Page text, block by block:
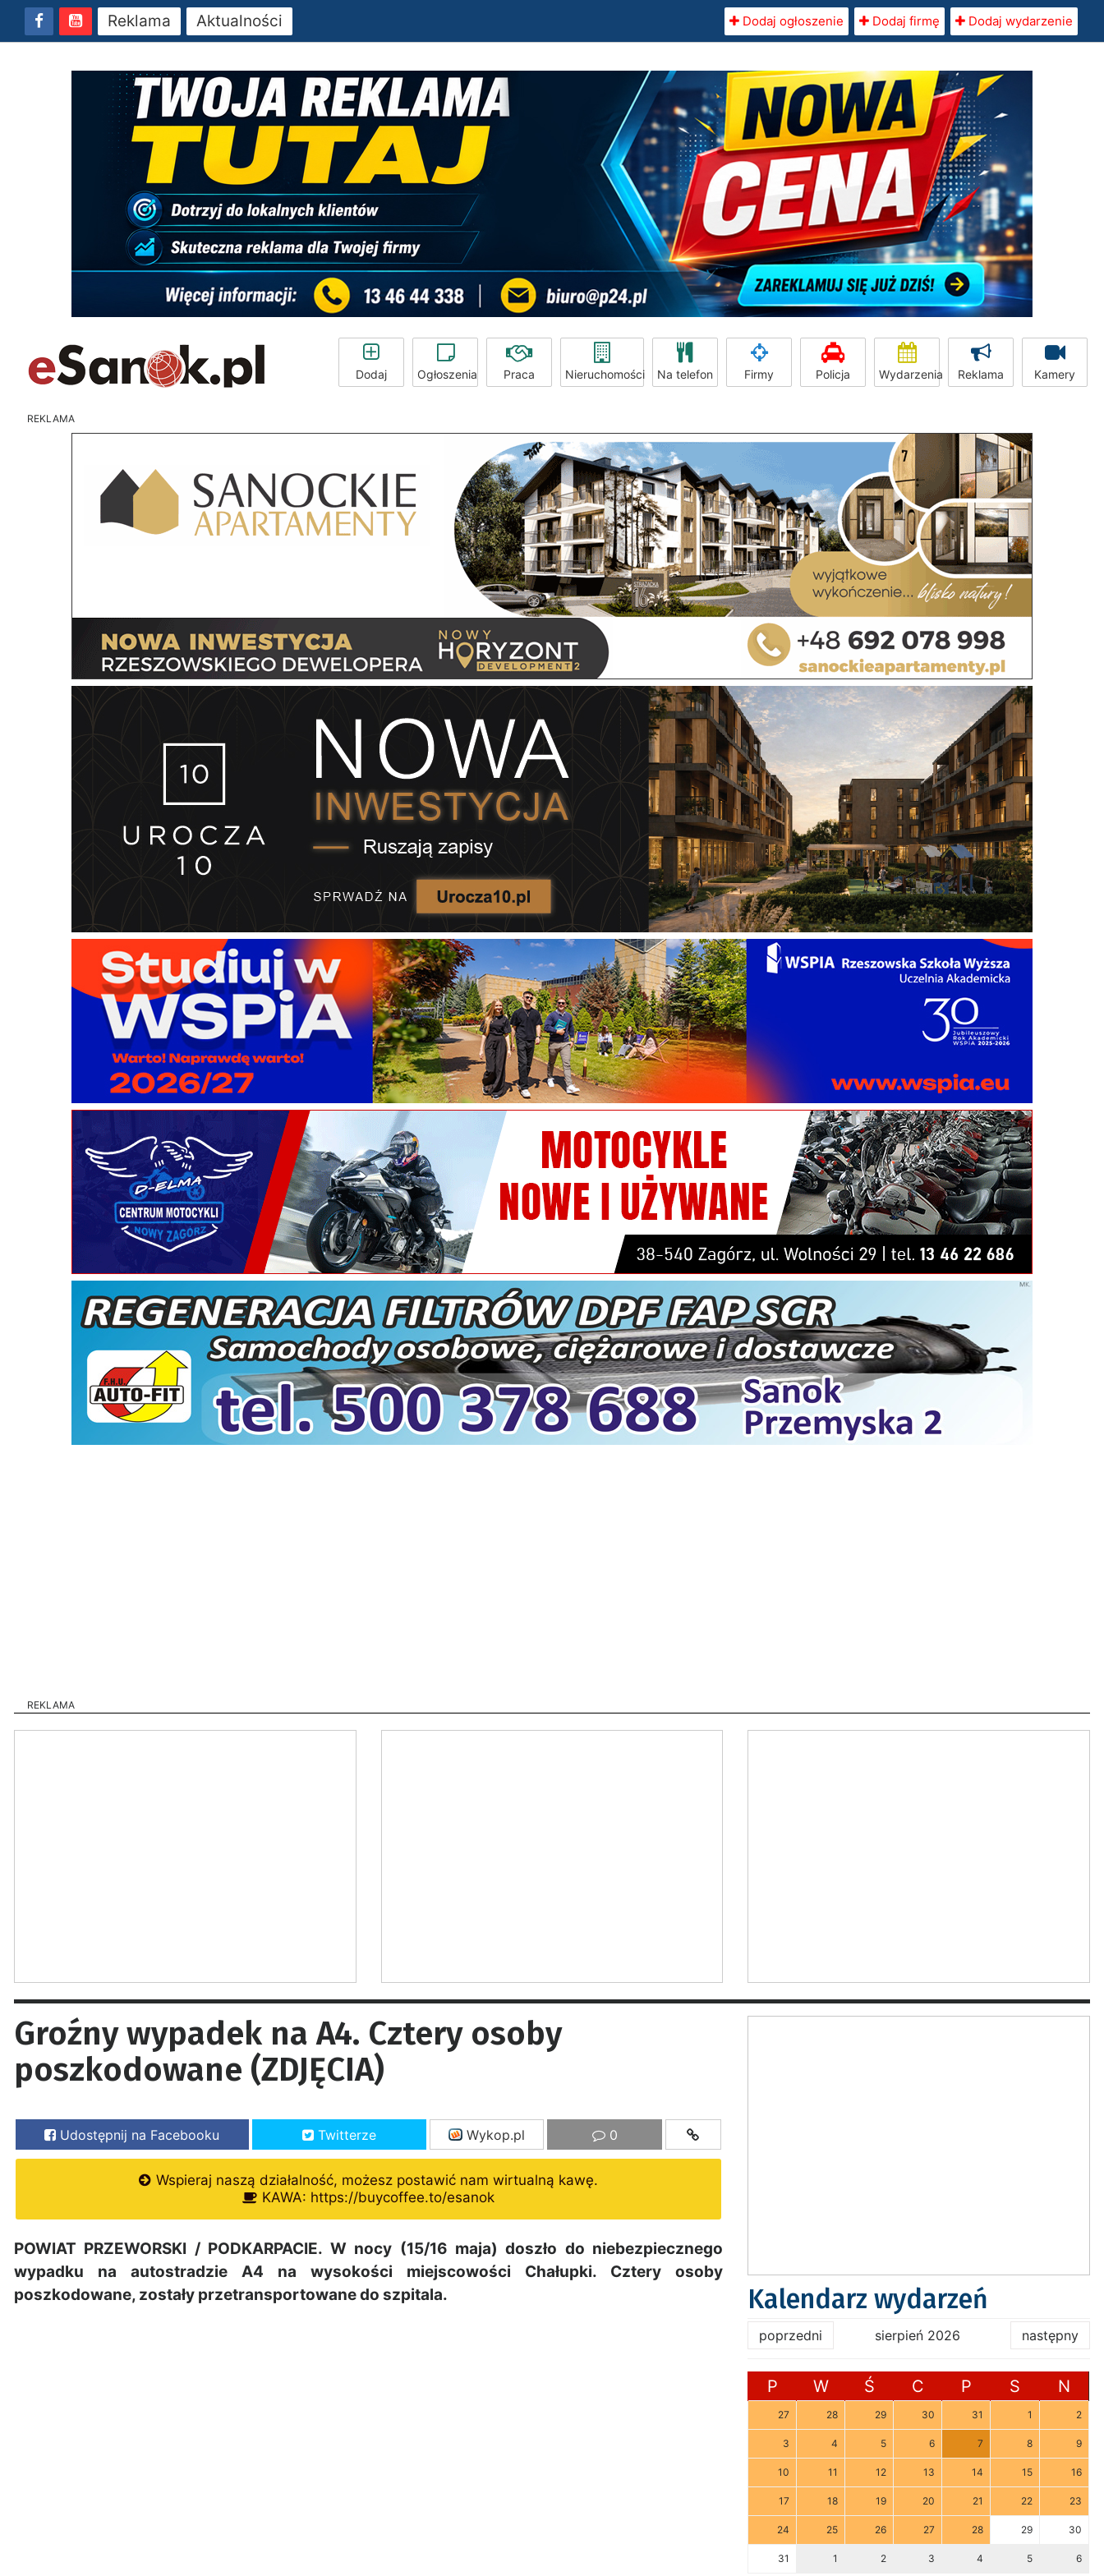
Reklama Aktualności Dodaj ogłoszenie Dodaj firmę Dodaj wydarzenie
Dodaj Ogłoszenia Praca Nieruchomości Na telefon Firmy Policja Wydarzenia Reklama Kamery
REKLAMA
REKLAMA
Groźny wypadek na A4. Cztery osoby
poszkodowane (ZDJĘCIA)
Udostępnij na Facebooku Twitterze Wykop.pl 0
Wspieraj naszą działalność, możesz postawić nam wirtualną kawę.
KAWA: https://buycoffee.to/esanok
POWIAT PRZEWORSKI / PODKARPACIE. W nocy (15/16 maja) doszło do niebezpiecznego
wypadku na autostradzie A4 na wysokości miejscowości Chałupki. Cztery osoby
poszkodowane, zostały przetransportowane do szpitala.
Kalendarz wydarzeń
poprzedni sierpień 2026 następny
P W Ś C P S N
27 28 29 30 31 1 2
3 4 5 6 7 8 9
10 11 12 13 14 15 16
17 18 19 20 21 22 23
24 25 26 27 28 29 30
31 1 2 3 4 5 6